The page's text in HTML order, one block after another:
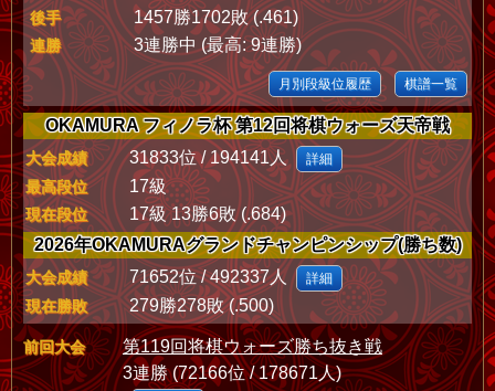
後手 1457勝1702敗 (.461)
連勝 3連勝中 (最高: 9連勝)
月別段級位履歴 棋譜一覧
OKAMURA フィノラ杯 第12回将棋ウォーズ天帝戦
大会成績 31833位 / 194141人 詳細
最高段位 17級
現在段位
17級 13勝6敗 (.684)
2026年OKAMURAグランドチャンピンシップ(勝ち数)
大会成績 71652位 / 492337人 詳細
現在勝敗 279勝278敗 (.500)
前回大会
第119回将棋ウォーズ勝ち抜き戦
3連勝 (72166位 / 178671人)